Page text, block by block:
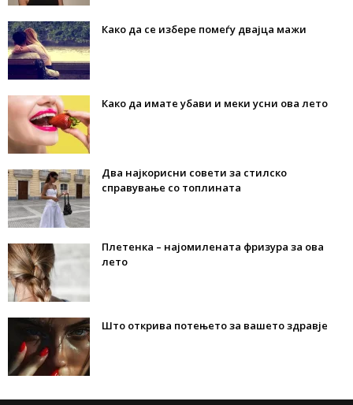
Како да се избере помеѓу двајца мажи
Како да имате убави и меки усни ова лето
Два најкорисни совети за стилско
справување со топлината
Плетенка – најомилената фризура за ова
лето
Што открива потењето за вашето здравје